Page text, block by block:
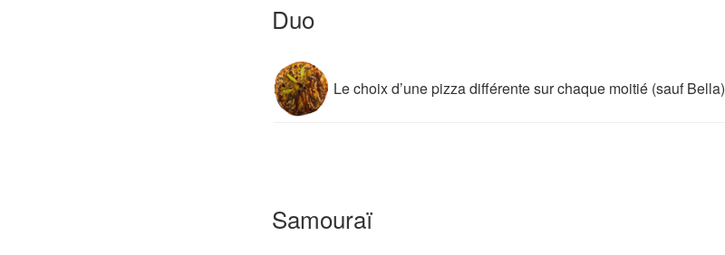
Duo
Le choix d’une pizza différente sur chaque moitié (sauf Bella)
Samouraï